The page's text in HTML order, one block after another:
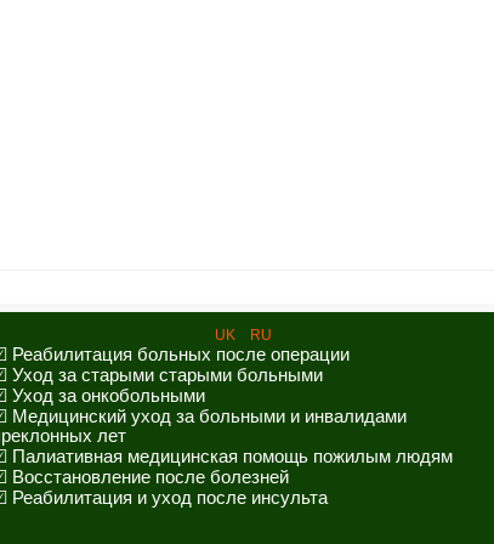
UK RU
Реабилитация больных после операции
Уход за старыми старыми больными
Уход за онкобольными
Медицинский уход за больными и инвалидами
лет
Палиативная медицинская помощь пожилым людям
Восстановление после болезней
Реабилитация и уход после инсульта